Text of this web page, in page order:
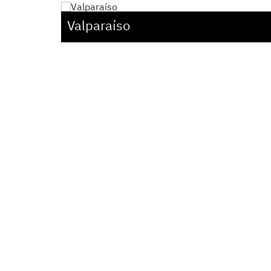
Valparaíso